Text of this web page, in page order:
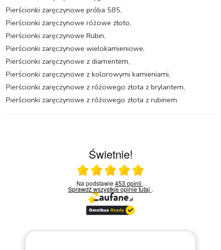
Pierścionki zaręczynowe próba 585,
Pierścionki zaręczynowe różowe złoto,
Pierścionki zaręczynowe Rubin,
Pierścionki zaręczynowe wielokamieniowe,
Pierścionki zaręczynowe z diamentem,
Pierścionki zaręczynowe z kolorowymi kamieniami,
Pierścionki zaręczynowe z różowego złota z brylantem,
Pierścionki zaręczynowe z różowego złota z rubinem
Świetnie!
Ocena średnia 5 na 5
Na podstawie453 opinii .
Sprawdź wszystkie opinietutaj .